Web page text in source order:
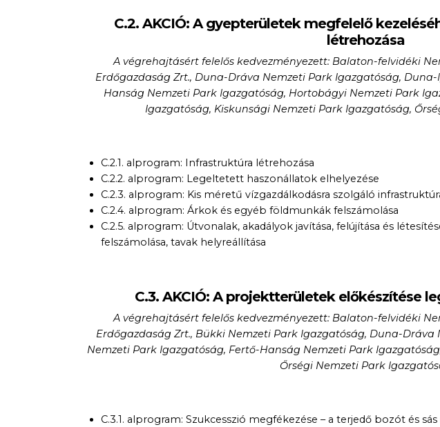
C.2. AKCIÓ: A gyepterületek megfelelő
létrehozása
A végrehajtásért felelős kedvezményezett: Balaton-felvidéki
Erdőgazdaság Zrt., Duna-Dráva Nemzeti Park Igazgatóság,
Hanság Nemzeti Park Igazgatóság, Hortobágyi Nemzeti Park
Igazgatóság, Kiskunsági Nemzeti Park Igazgatóság,
C.2.1. alprogram: Infrastruktúra létrehozása
C.2.2. alprogram: Legeltetett haszonállatok elhelyezése
C.2.3. alprogram: Kis méretű vízgazdálkodásra szolgáló
C.2.4. alprogram: Árkok és egyéb földmunkák felszámolása
C.2.5. alprogram: Útvonalak, akadályok javítása, felújítása és
felszámolása, tavak helyreállítása
C.3. AKCIÓ: A projektterületek előkészítése
A végrehajtásért felelős kedvezményezett: Balaton-felvidéki
Erdőgazdaság Zrt., Bükki Nemzeti Park Igazgatóság, Duna-
Nemzeti Park Igazgatóság, Fertő-Hanság Nemzeti Park
Őrségi Nemzeti Park
C.3.1. alprogram: Szukcesszió megfékezése – a terjedő bozót és sás